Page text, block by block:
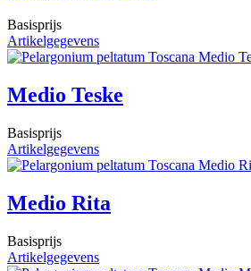
Basisprijs
Artikelgegevens
Medio Teske
Basisprijs
Artikelgegevens
Medio Rita
Basisprijs
Artikelgegevens